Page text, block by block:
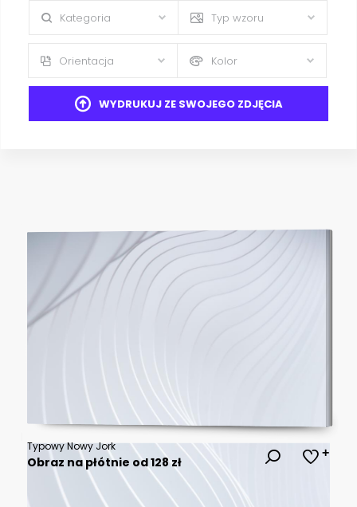
Kategoria Typ wzoru
Orientacja Kolor
WYDRUKUJ ZE SWOJEGO ZDJĘCIA
Typowy Nowy Jork
Obraz na płótnie od 128 zł